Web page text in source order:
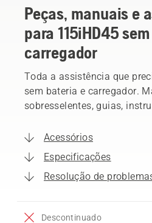
Peças, manuais e
para 115iHD45
carregador
Toda a assistência que
sem bateria e carregador.
sobresselentes, guias,
Acessórios
Especificações
Resolução de
Descontinuado